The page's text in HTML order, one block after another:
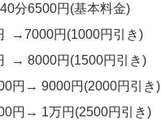
分6500円(基本料金)
→7000円(1000円引き)
→ 8000円(1500円引き)
円→ 9000円(2000円引き)
円→ 1万円(2500円引き)